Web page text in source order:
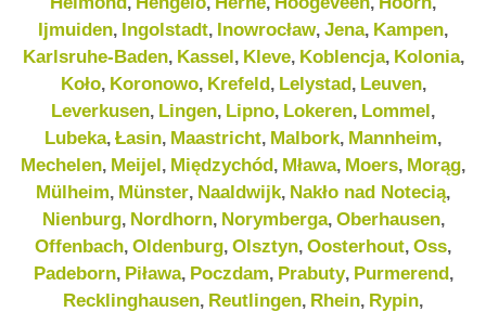
Ijmuiden, Ingolstadt, Inowrocław, Jena, Kampen,
Karlsruhe-Baden, Kassel, Kleve, Koblencja, Kolonia,
Koło, Koronowo, Krefeld, Lelystad, Leuven,
Leverkusen, Lingen, Lipno, Lokeren, Lommel,
Lubeka, Łasin, Maastricht, Malbork, Mannheim,
Mechelen, Meijel, Międzychód, Mława, Moers, Morąg,
Mülheim, Münster, Naaldwijk, Nakło nad Notecią,
Nienburg, Nordhorn, Norymberga, Oberhausen,
Offenbach, Oldenburg, Olsztyn, Oosterhout, Oss,
Padeborn, Piława, Poczdam, Prabuty, Purmerend,
Recklinghausen, Reutlingen, Rhein, Rypin,